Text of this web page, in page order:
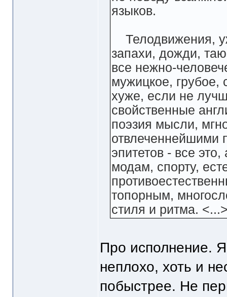
языков.
Телодвижения,
запахи, дожди,
все нежно-
мужицкое, грубое,
хуже, если не
свойственные
поэзия мысли,
отвлеченнейшими
эпитетов - все
модам, спорту,
топорным,
стиля и ритма.
Про исполнение.
неплохо, хоть и
побыстрее. Не